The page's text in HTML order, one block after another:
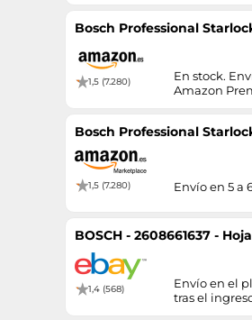
Bosch Professional
1,5 (7.280)
En stock.
Amazon
Bosch Professional
1,5 (7.280) Envío en 5 a
BOSCH - 2608661637 -
1,4 (568)
Envío en el
tras el